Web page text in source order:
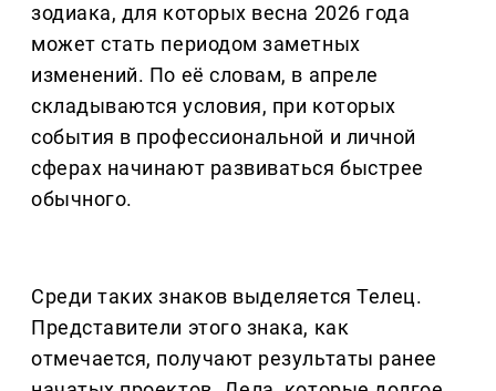
зодиака, для которых весна 2026 года
может стать периодом заметных
изменений. По её словам, в апреле
складываются условия, при которых
события в профессиональной и личной
сферах начинают развиваться быстрее
обычного.
Среди таких знаков выделяется Телец.
Представители этого знака, как
отмечается, получают результаты ранее